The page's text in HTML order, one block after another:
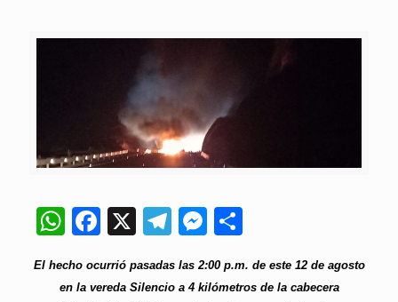
WhatsApp
Facebook
X Telegram
Messenger
El hecho ocurrió pasadas las 2:00 p.m. de este 12 de agosto
en la vereda Silencio a 4 kilómetros de la cabecera